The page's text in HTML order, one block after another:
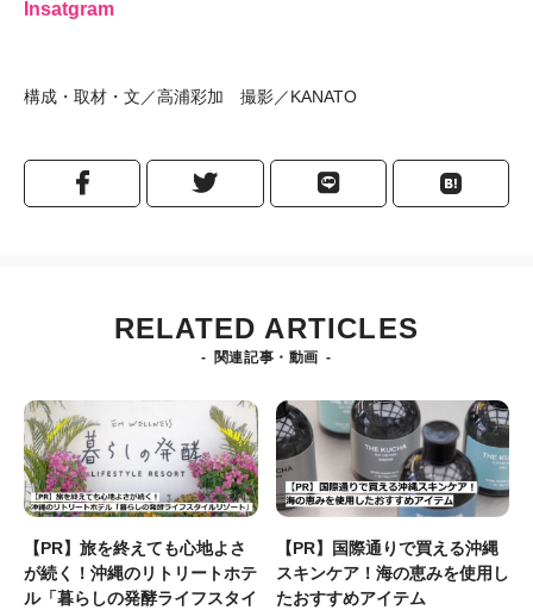
Insatgram
構成・取材・文／高浦彩加 撮影／KANATO
RELATED ARTICLES
関連記事・動画
【PR】旅を終えても心地よさ
が続く！沖縄のリトリートホテ
ル「暮らしの発酵ライフスタイ
【PR】国際通りで買える沖縄
スキンケア！海の恵みを使用し
たおすすめアイテム